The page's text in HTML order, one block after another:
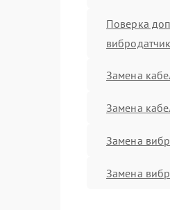
Поверка
Замена
Замена
Замена
Замена